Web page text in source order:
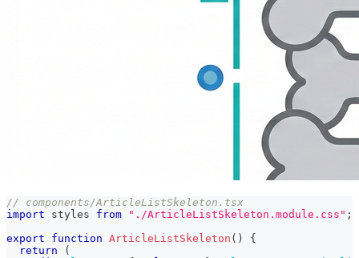
// components/ArticleListSkeleton.tsx
import
styles from "./ArticleListSkeleton.module.css" ;
export
function ArticleListSkeleton ( )
{
return
(